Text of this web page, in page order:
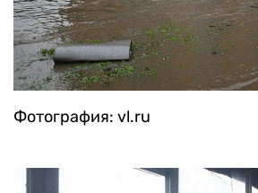
Фотография: vl.ru